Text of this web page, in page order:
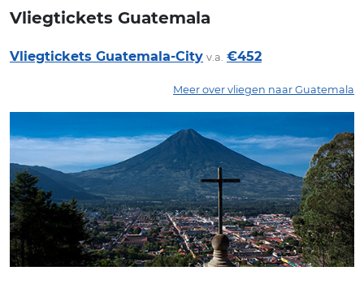
Vliegtickets Guatemala
Vliegtickets Guatemala-City v.a. €452
Meer over vliegen naar Guatemala